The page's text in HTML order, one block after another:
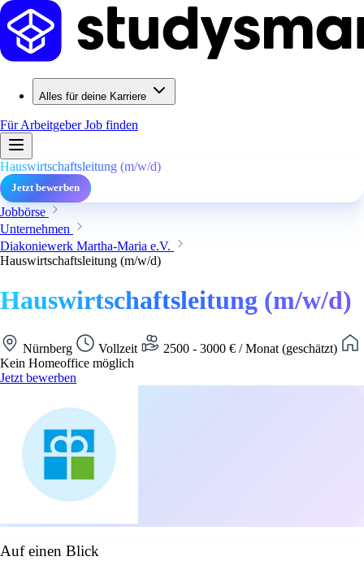
Alles für deine Karriere
Für ArbeitgeberJob finden
Hauswirtschaftsleitung (m/w/d)
Jetzt bewerben
Jobbörse
Unternehmen
Diakoniewerk Martha-Maria e.V.
Hauswirtschaftsleitung (m/w/d)
Hauswirtschaftsleitung (m/w/d)
Nürnberg Vollzeit
2500 - 3000 € / Monat (geschätzt)
Kein Homeoffice möglich
Jetzt bewerben
Auf einen Blick